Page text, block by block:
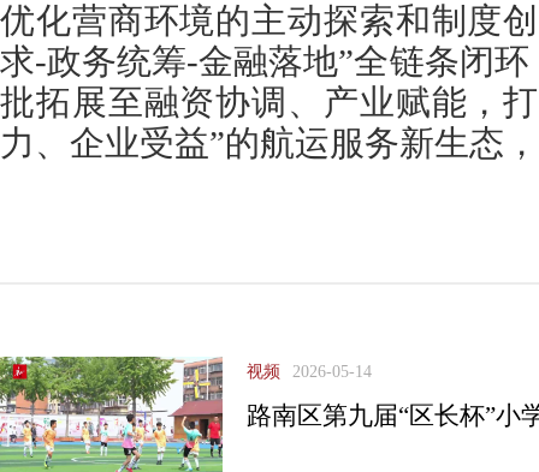
优化营商环境的主动探索和制度
求-政务统筹-金融落地”全链条闭
批拓展至融资协调、产业赋能，
力、企业受益”的航运服务新生态
视频 2026-05-14
路南区第九届“区长杯”小